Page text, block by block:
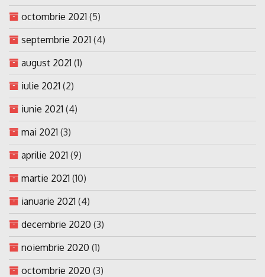
octombrie 2021 (5)
septembrie 2021 (4)
august 2021 (1)
iulie 2021 (2)
iunie 2021 (4)
mai 2021 (3)
aprilie 2021 (9)
martie 2021 (10)
ianuarie 2021 (4)
decembrie 2020 (3)
noiembrie 2020 (1)
octombrie 2020 (3)